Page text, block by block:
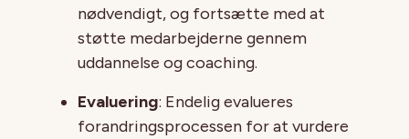
nødvendigt, og fortsætte med at
støtte medarbejderne gennem
uddannelse og coaching.
Evaluering: Endelig evalueres
forandringsprocessen for at vurdere